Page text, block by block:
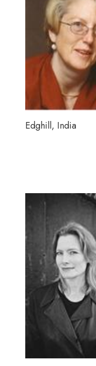
Edghill, India